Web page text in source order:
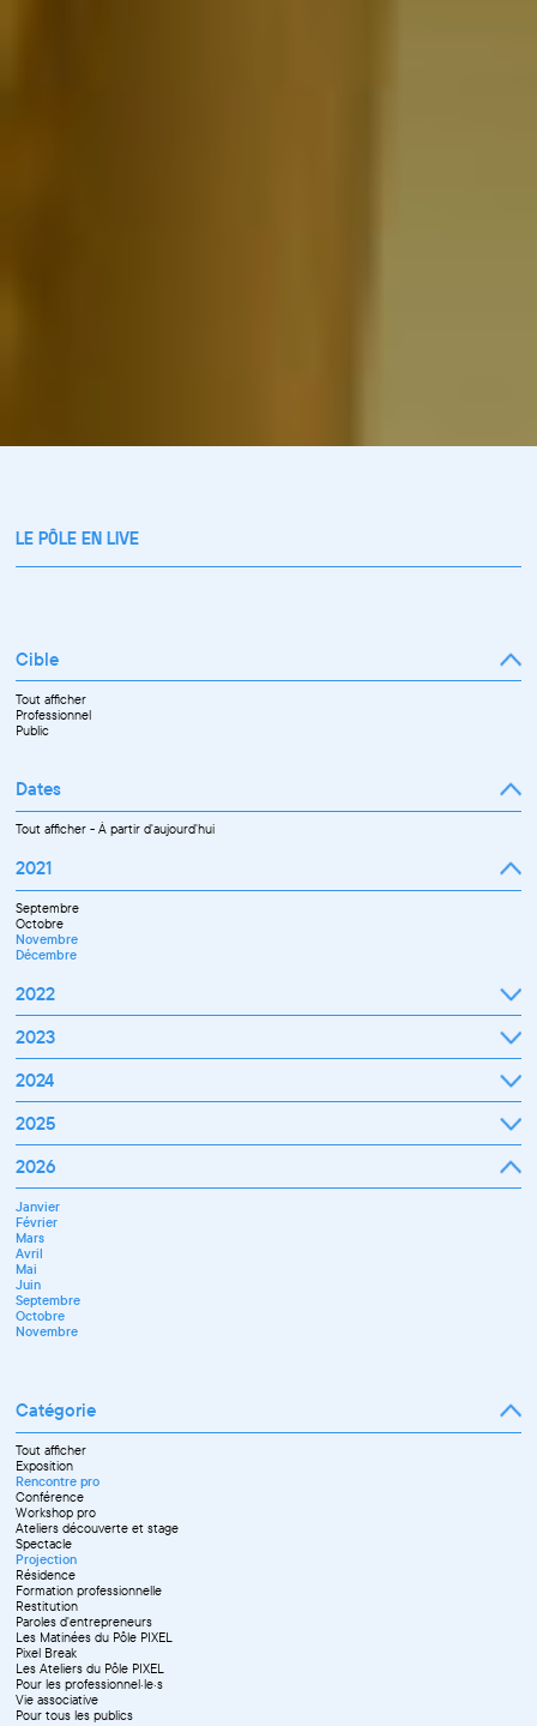
LE PÔLE EN LIVE
Cible
Tout afficher
Professionnel
Public
Dates
Tout afficher-À partir d'aujourd'hui
2021
Septembre
Octobre
Novembre
Décembre
2022
Janvier
Février
Mars
Avril
Juillet
Septembre
Octobre
Novembre
Décembre
2023
Janvier
Février
Mars
Avril
Septembre
Octobre
Novembre
Décembre
2024
Janvier
Février
Mars
Avril
Juin
Juillet
Septembre
Novembre
Décembre
2025
Janvier
Février
Mars
Avril
Mai
Juin
Juillet
Septembre
Octobre
Novembre
Décembre
2026
Janvier
Février
Mars
Avril
Mai
Juin
Septembre
Octobre
Novembre
Catégorie
Tout afficher
Exposition
Rencontre pro
Conférence
Workshop pro
Ateliers découverte et stage
Spectacle
Projection
Résidence
Formation professionnelle
Restitution
Paroles d'entrepreneurs
Les Matinées du Pôle PIXEL
Pixel Break
Les Ateliers du Pôle PIXEL
Pour les professionnel·le·s
Vie associative
Pour tous les publics